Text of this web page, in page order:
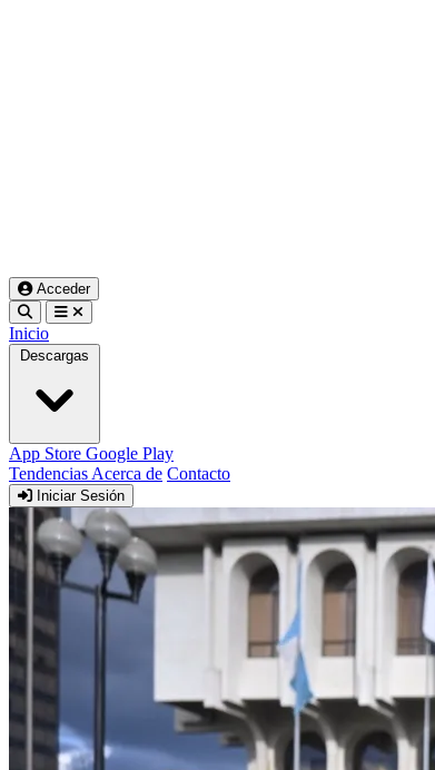
Acceder
Inicio
Descargas
App Store Google Play
Tendencias Acerca de Contacto
Iniciar Sesión